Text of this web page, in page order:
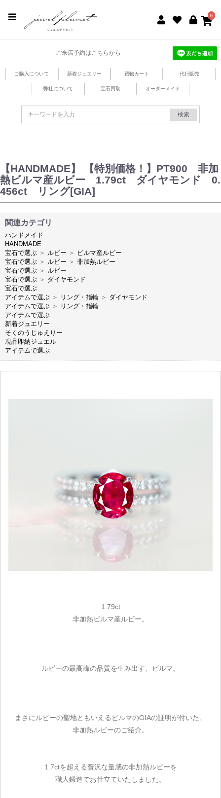
0
ご来店予約はこちらから
ご購入について 新着ジュエリー 買物カート 代行販売
弊社について 宝石買取 オーダーメイド
検索
【HANDMADE】 【特別価格！】PT900 非加
熱ビルマ産ルビー 1.79ct ダイヤモンド 0.
456ct リング[GIA]
関連カテゴリ
ハンドメイド
HANDMADE
宝石で選ぶ ＞ ルビー ＞ ビルマ産ルビー
宝石で選ぶ ＞ ルビー ＞ 非加熱ルビー
宝石で選ぶ ＞ ルビー
宝石で選ぶ ＞ ダイヤモンド
宝石で選ぶ
アイテムで選ぶ ＞ リング・指輪 ＞ ダイヤモンド
アイテムで選ぶ ＞
リング・指輪
アイテムで選ぶ
新着ジュエリー
そくのうじゅえりー
現品即納ジュエル
アイテムで選ぶ
1.79ct
非加熱ビルマ産ルビー。
ルビーの最高峰の品質を生み出す、ビルマ。
まさにルビーの聖地ともいえるビルマのGIAの証明が付いた、
非加熱ルビーのご紹介。
1.7ctを超える贅沢な量感の非加熱ルビーを
職人鍛造でお仕立ていたしました。